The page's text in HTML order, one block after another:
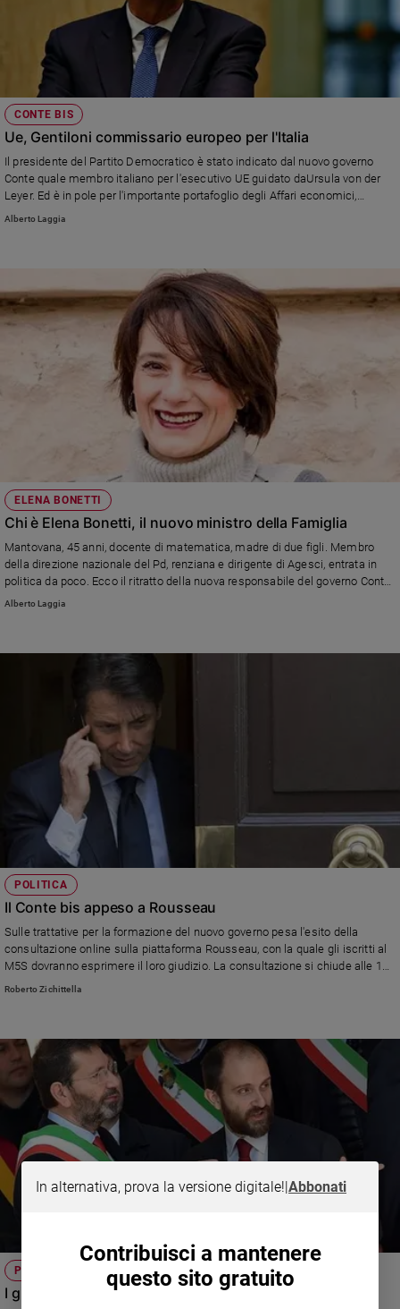
CONTE BIS
Ue, Gentiloni commissario europeo per l'Italia
Il presidente del Partito Democratico è stato indicato dal nuovo governo
Conte quale membro italiano per l'esecutivo UE guidato daUrsula von der
Leyer. Ed è in pole per l'importante portafoglio degli Affari economici,
incarico già coperto da Pierre Moscovici
Alberto Laggia
ELENA BONETTI
Chi è Elena Bonetti, il nuovo ministro della Famiglia
Mantovana, 45 anni, docente di matematica, madre di due figli. Membro
della direzione nazionale del Pd, renziana e dirigente di Agesci, entrata in
politica da poco. Ecco il ritratto della nuova responsabile del governo Conte
Bis delle politiche familiari e pari opportunità.
Alberto Laggia
POLITICA
Il Conte bis appeso a Rousseau
Sulle trattative per la formazione del nuovo governo pesa l'esito della
consultazione online sulla piattaforma Rousseau, con la quale gli iscritti al
M5S dovranno esprimere il loro giudizio. La consultazione si chiude alle 18
di martedì. Su Facebook un appello del premier incaricato a sostenere il
Roberto Zichittella
POLITICA
I giudici assolvono Marino, Orfini no
In alternativa, prova la versione digitale!|Abbonati
Contribuisci a mantenere
questo sito gratuito